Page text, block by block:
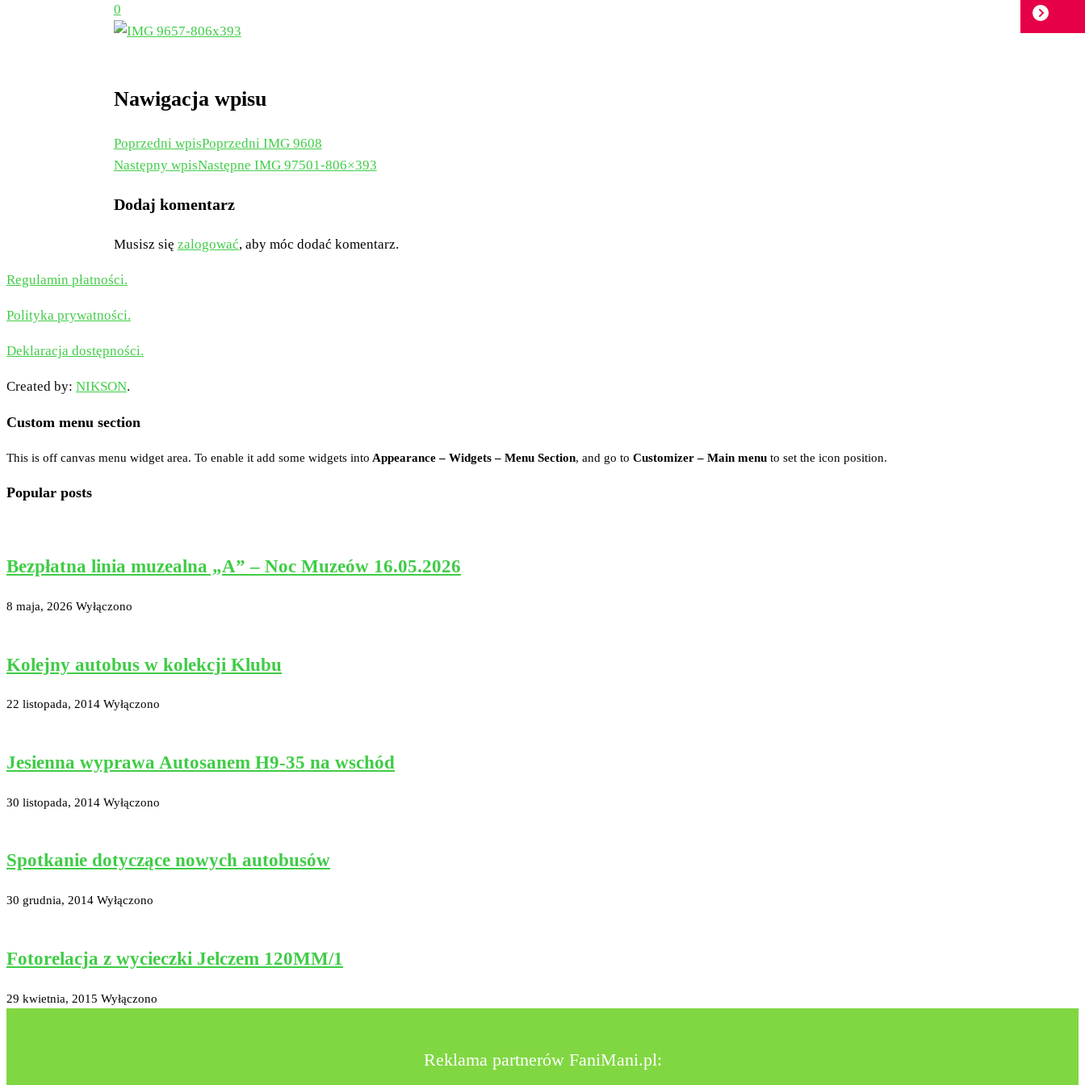
0
Nawigacja wpisu
Poprzedni wpisPoprzedni IMG 9608
Następny wpisNastępne IMG 97501-806×393
Dodaj komentarz
Musisz się zalogować, aby móc dodać komentarz.
Regulamin płatności.
Polityka prywatności.
Deklaracja dostępności.
Created by: NIKSON.
Custom menu section
This is off canvas menu widget area. To enable it add some widgets into Appearance – Widgets – Menu Section, and go to Customizer – Main menu to set the icon position.
Popular posts
Bezpłatna linia muzealna „A” – Noc Muzeów 16.05.2026
8 maja, 2026 Wyłączono
Kolejny autobus w kolekcji Klubu
22 listopada, 2014 Wyłączono
Jesienna wyprawa Autosanem H9-35 na wschód
30 listopada, 2014 Wyłączono
Spotkanie dotyczące nowych autobusów
30 grudnia, 2014 Wyłączono
Fotorelacja z wycieczki Jelczem 120MM/1
29 kwietnia, 2015 Wyłączono
Reklama partnerów FaniMani.pl: